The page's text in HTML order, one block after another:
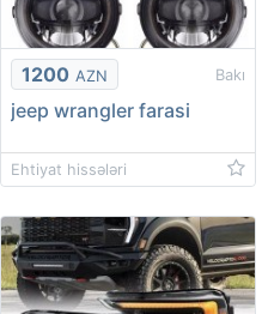
1200 AZN Bakı
jeep wrangler farasi
Ehtiyat hissələri